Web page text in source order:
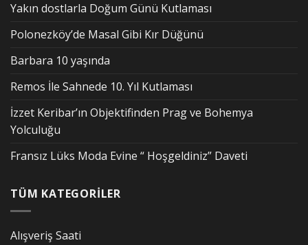
Yakın dostlarla Doğum Günü Kutlaması
Polonezköy’de Masal Gibi Kır Düğünü
Barbara 10 yaşında
Remos İle Sahnede 10. Yıl Kutlaması
İzzet Keribar’ın Objektifinden Prag ve Bohemya
Yolculuğu
Fransız Lüks Moda Evine “ Hoşgeldiniz” Daveti
TÜM KATEGORİLER
Alışveriş Saati